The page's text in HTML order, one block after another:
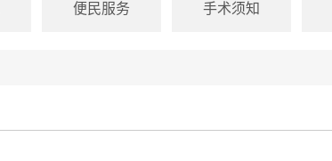
便民服务 手术须知